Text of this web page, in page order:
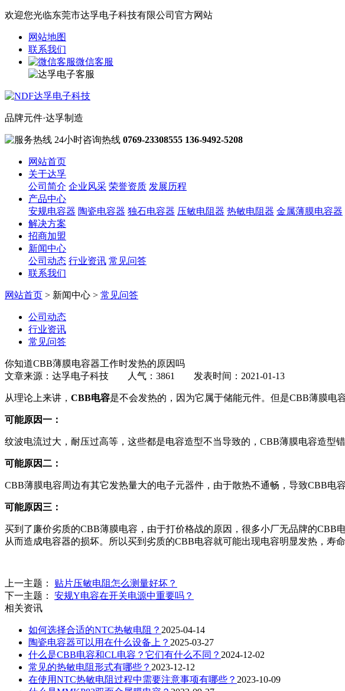
欢迎您光临东莞市达孚电子科技有限公司官方网站
网站地图
联系我们
微信客服
品牌元件·达孚制造
24小时咨询热线 0769-23308555 136-9492-5208
网站首页
关于达孚
公司简介 企业风采 荣誉资质 发展历程
产品中心
安规电容器 陶瓷电容器 独石电容器 压敏电阻器 热敏电阻器 金属薄膜电容器
解决方案
招商加盟
新闻中心
公司动态 行业资讯 常见问答
联系我们
网站首页 > 新闻中心 > 常见问答
公司动态
行业资讯
常见问答
你知道CBB薄膜电容器工作时发热的原因吗
文章来源：达孚电子科技 人气：3861 发表时间：2021-01-13
从理论上来讲， CBB电容是不会发热的，因为它属于储能元件。但是CBB薄膜电
可能原因一：
纹波电流过大，耐压过高等，这些都是电容造型不当导致的，CBB薄膜电容造型
可能原因二：
CBB薄膜电容周边有其它发热量大的电子元器件，由于散热不通畅，导致CBB电
可能原因三：
买到了廉价劣质的CBB薄膜电容，由于打价格战的原因，很多小厂无品牌的CBB
从而造成电容器的损坏。所以买到劣质的CBB电容就可能出现电容明显发热，寿
上一主题： 贴片压敏电阻怎么测量好坏？
下一主题： 安规Y电容在开关电源中重要吗？
相关资讯
如何选择合适的NTC热敏电阻？ 2025-04-14
陶瓷电容器可以用在什么设备上？ 2025-03-27
什么是CBB电容和CL电容？它们有什么不同？ 2024-12-02
常见的热敏电阻形式有哪些？ 2023-12-12
在使用NTC热敏电阻过程中需要注意事项有哪些？ 2023-10-09